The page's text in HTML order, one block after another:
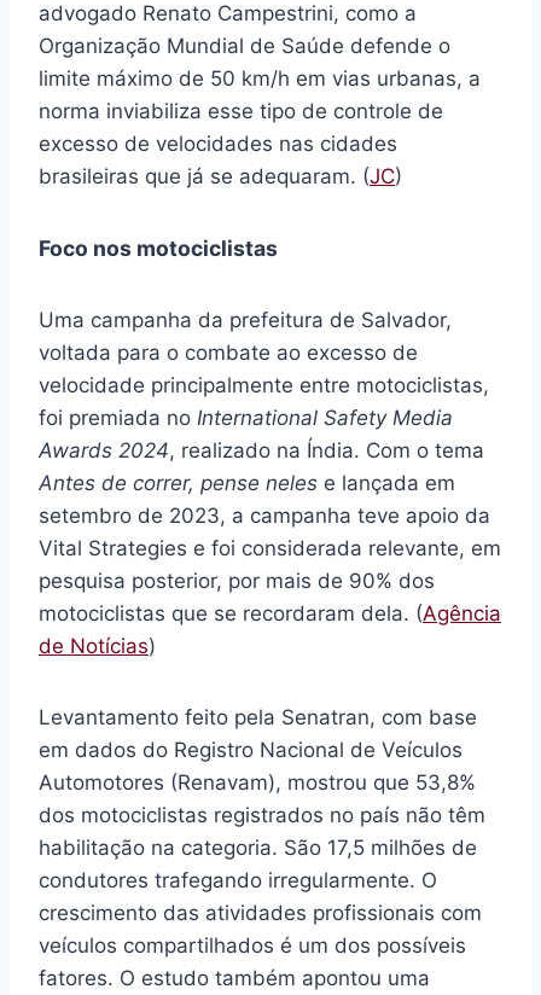
advogado Renato Campestrini, como a
Organização Mundial de Saúde defende o
limite máximo de 50 km/h em vias urbanas, a
norma inviabiliza esse tipo de controle de
excesso de velocidades nas cidades
brasileiras que já se adequaram. (JC)
Foco nos motociclistas
Uma campanha da prefeitura de Salvador,
voltada para o combate ao excesso de
velocidade principalmente entre motociclistas,
foi premiada no International Safety Media
Awards 2024, realizado na Índia. Com o tema
Antes de correr, pense neles e lançada em
setembro de 2023, a campanha teve apoio da
Vital Strategies e foi considerada relevante, em
pesquisa posterior, por mais de 90% dos
motociclistas que se recordaram dela. (Agência
de Notícias)
Levantamento feito pela Senatran, com base
em dados do Registro Nacional de Veículos
Automotores (Renavam), mostrou que 53,8%
dos motociclistas registrados no país não têm
habilitação na categoria. São 17,5 milhões de
condutores trafegando irregularmente. O
crescimento das atividades profissionais com
veículos compartilhados é um dos possíveis
fatores. O estudo também apontou uma